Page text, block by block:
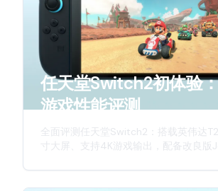
任天堂Switch2初体验
游戏性能评测
全面评测任天堂Switch2：搭载英伟达
寸大屏、支持4K游戏输出，配备改良版
新一代游戏主机的硬件升级与创新特性